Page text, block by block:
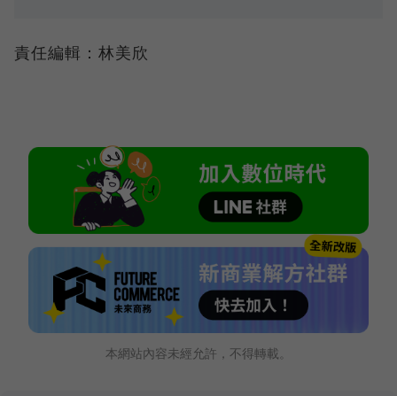
責任編輯：林美欣
本網站內容未經允許，不得轉載。